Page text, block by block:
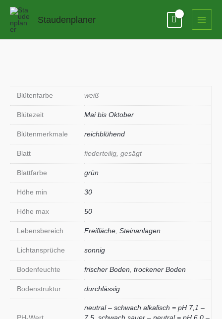
Zum
springen
Staudenplaner
Blütenfarbe weiß
Blütezeit Mai bis Oktober
Blütenmerkmale reichblühend
Blatt fiederteilig, gesägt
Blattfarbe grün
Höhe min 30
Höhe max 50
Lebensbereich Freifläche Steinanlagen
Lichtansprüche sonnig
Bodenfeuchte frischer Boden trockener Boden
Bodenstruktur durchlässig
neutral – schwach alkalisch = pH 7,1 –